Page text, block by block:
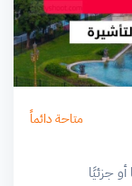
متاحة دائماً
جزئيًا